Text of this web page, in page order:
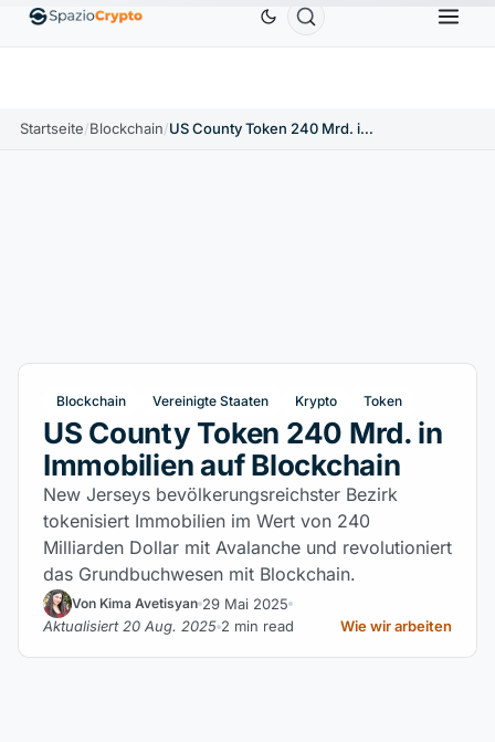
EthereumETH1.880,58 $ USDT0,9991 $ 586,64
Startseite/Blockchain/ US County Token 240 Mrd. in Immobilien auf Blockchain
Blockchain Vereinigte Staaten Krypto Token
US County Token 240 Mrd. in
Immobilien auf Blockchain
New Jerseys bevölkerungsreichster Bezirk
tokenisiert Immobilien im Wert von 240
Milliarden Dollar mit Avalanche und revolutioniert
das Grundbuchwesen mit Blockchain.
Von Kima Avetisyan 29 Mai 2025
Aktualisiert 20 Aug. 2025 2 min read Wie wir arbeiten